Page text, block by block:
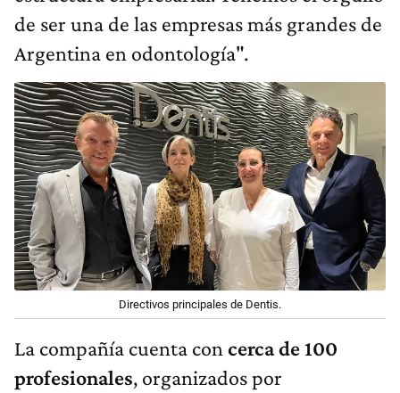
de ser una de las empresas más grandes de
Argentina en odontología".
Directivos principales de Dentis.
La compañía cuenta con cerca de 100
profesionales, organizados por